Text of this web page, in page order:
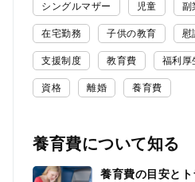
シングルマザー 児童 副
在宅勤務 子供の教育 慰
支援制度 教育費 福利厚
資格 離婚 養育費
養育費について知る
養育費の目安と